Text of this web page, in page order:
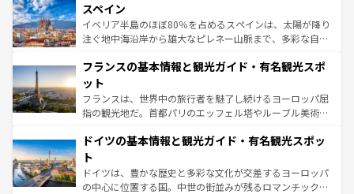
ろん、トスカーナの美しい田園風景やアマルフィ海岸の絶
景など、自然景観も見逃せない。観光の合間には、本場の
ピザやパスタなど、絶品のイタリア料理を堪能することも
ませてくれるイタリアで、忘れられない旅をしてみよう！
なお、新着のイタリア情報は
しい。
スペイン
イベリア半島のほぼ80％を占めるスペインは、太陽が降り
注ぐ地中海沿岸から雄大なピレネー山脈まで、多彩な自然
文化が根付くこの国では、情熱的なフラメンコ、熱気あふ
れる闘牛、そして美味しいタパスが生活の一部となってい
る。首都マドリードの洗練された雰囲気や、バルセロナの
アートに溢れた街角から、地方では古代ローマ遺跡や中世
せる。地方によって風土や気候が異なるスペインはその個
ンテンツ一覧 を参照してほしい。
フランスの基本情報と観光ガイド・有名観光スポ
ット
フランスは、世界中の旅行者を魅了し続けるヨーロッパ屈
指の観光地だ。首都パリのエッフェル塔やルーブル美術館
で、幅広い魅力が詰まっている。華麗な宮殿、歴史的な大
聖堂、美しいビーチ、そして豊かな自然が、訪れる者を心
から魅了する。また、フランスは美食の国としても知ら
れ、フランス料理はユネスコ無形文化遺産にも登録されて
ドイツの基本情報と観光ガイド・有名観光スポッ
ト
ドイツは、豊かな歴史と多彩な文化が交差するヨーロッパ
の中心に位置する国。中世の街並みが残るロマンチック街